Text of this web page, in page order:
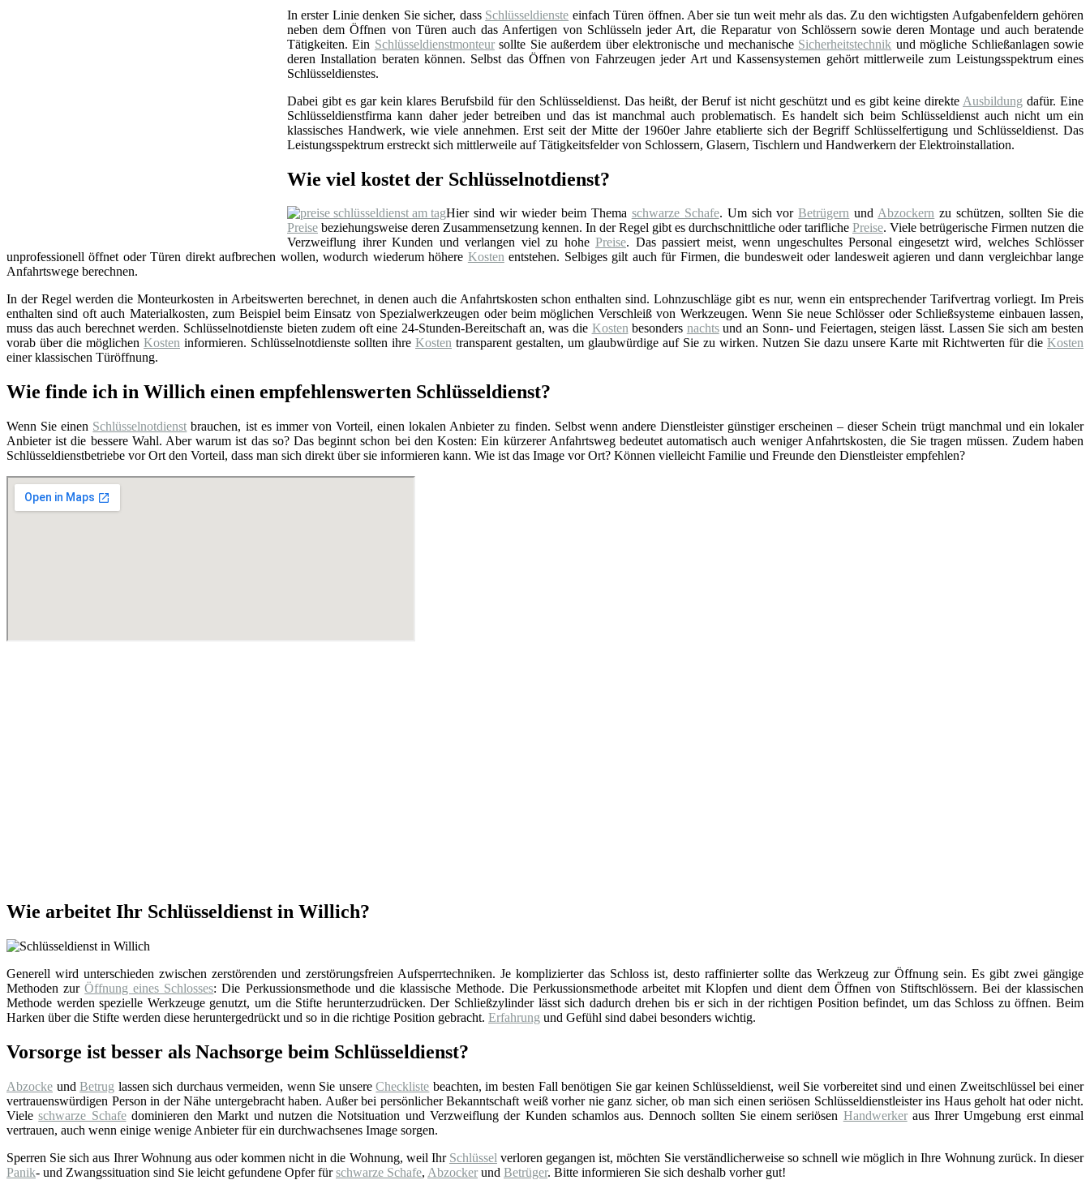
In erster Linie denken Sie sicher, dass Schlüsseldienste einfach Türen öffnen. Aber sie tun weit mehr als das. Zu den wichtigsten Aufgabenfeldern gehören
neben dem Öffnen von Türen auch das Anfertigen von Schlüsseln jeder Art, die Reparatur von Schlössern sowie deren Montage und auch beratende
Tätigkeiten. Ein Schlüsseldienstmonteursollte Sie außerdem über elektronische und mechanische Sicherheitstechnik und mögliche Schließanlagen sowie
deren Installation beraten können. Selbst das Öffnen von Fahrzeugen jeder Art und Kassensystemen gehört mittlerweile zum Leistungsspektrum eines
Schlüsseldienstes.
Dabei gibt es gar kein klares Berufsbild für den Schlüsseldienst. Das heißt, der Beruf ist nicht geschützt und es gibt keine direkte Ausbildung dafür. Eine
Schlüsseldienstfirma kann daher jeder betreiben und das ist manchmal auch problematisch. Es handelt sich beim Schlüsseldienst auch nicht um ein
klassisches Handwerk, wie viele annehmen. Erst seit der Mitte der 1960er Jahre etablierte sich der Begriff Schlüsselfertigung und Schlüsseldienst. Das
Leistungsspektrum erstreckt sich mittlerweile auf Tätigkeitsfelder von Schlossern, Glasern, Tischlern und Handwerkern der Elektroinstallation.
Wie viel kostet der Schlüsselnotdienst?
Hier sind wir wieder beim Thema schwarze Schafe. Um sich vorBetrügern undAbzockern zu schützen, sollten Sie die
Preise beziehungsweise deren Zusammensetzung kennen. In der Regel gibt es durchschnittliche oder tarifliche Preise. Viele betrügerische Firmen nutzen die
Verzweiflung ihrer Kunden und verlangen viel zu hohe Preise. Das passiert meist, wenn ungeschultes Personal eingesetzt wird, welches Schlösser
unprofessionell öffnet oder Türen direkt aufbrechen wollen, wodurch wiederum höhere Kostenentstehen. Selbiges gilt auch für Firmen, die bundesweit oder landesweit agieren und dann vergleichbar lange
Anfahrtswege berechnen.
In der Regel werden die Monteurkosten in Arbeitswerten berechnet, in denen auch die Anfahrtskosten schon enthalten sind. Lohnzuschläge gibt es nur, wenn ein entsprechender Tarifvertrag vorliegt. Im Preis
enthalten sind oft auch Materialkosten, zum Beispiel beim Einsatz von Spezialwerkzeugen oder beim möglichen Verschleiß von Werkzeugen. Wenn Sie neue Schlösser oder Schließsysteme einbauen lassen,
muss das auch berechnet werden. Schlüsselnotdienste bieten zudem oft eine 24-Stunden-Bereitschaft an, was die Kostenbesonders nachtsund an Sonn- und Feiertagen, steigen lässt. Lassen Sie sich am besten
vorab über die möglichen Kosten informieren. Schlüsselnotdienste sollten ihre Kosten transparent gestalten, um glaubwürdige auf Sie zu wirken. Nutzen Sie dazu unsere Karte mit Richtwerten für die Kosten
einer klassischen Türöffnung.
Wie finde ich in Willich einen empfehlenswerten Schlüsseldienst?
Wenn Sie einen Schlüsselnotdienst brauchen, ist es immer von Vorteil, einen lokalen Anbieter zu finden. Selbst wenn andere Dienstleister günstiger erscheinen – dieser Schein trügt manchmal und ein lokaler
Anbieter ist die bessere Wahl. Aber warum ist das so? Das beginnt schon bei den Kosten: Ein kürzerer Anfahrtsweg bedeutet automatisch auch weniger Anfahrtskosten, die Sie tragen müssen. Zudem haben
Schlüsseldienstbetriebe vor Ort den Vorteil, dass man sich direkt über sie informieren kann. Wie ist das Image vor Ort? Können vielleicht Familie und Freunde den Dienstleister empfehlen?
Wie arbeitet Ihr Schlüsseldienst in Willich?
Generell wird unterschieden zwischen zerstörenden und zerstörungsfreien Aufsperrtechniken. Je komplizierter das Schloss ist, desto raffinierter sollte das Werkzeug zur Öffnung sein. Es gibt zwei gängige
Methoden zurÖffnung eines Schlosses: Die Perkussionsmethode und die klassische Methode. Die Perkussionsmethode arbeitet mit Klopfen und dient dem Öffnen von Stiftschlössern. Bei der klassischen
Methode werden spezielle Werkzeuge genutzt, um die Stifte herunterzudrücken. Der Schließzylinder lässt sich dadurch drehen bis er sich in der richtigen Position befindet, um das Schloss zu öffnen. Beim
Harken über die Stifte werden diese heruntergedrückt und so in die richtige Position gebracht. Erfahrung und Gefühl sind dabei besonders wichtig.
Vorsorge ist besser als Nachsorge beim Schlüsseldienst?
Abzocke undBetrug lassen sich durchaus vermeiden, wenn Sie unsereCheckliste beachten, im besten Fall benötigen Sie gar keinen Schlüsseldienst, weil Sie vorbereitet sind und einen Zweitschlüssel bei einer
vertrauenswürdigen Person in der Nähe untergebracht haben. Außer bei persönlicher Bekanntschaft weiß vorher nie ganz sicher, ob man sich einen seriösen Schlüsseldienstleister ins Haus geholt hat oder nicht.
Vieleschwarze Schafedominieren den Markt und nutzen die Notsituation und Verzweiflung der Kunden schamlos aus. Dennoch sollten Sie einem seriösen Handwerkeraus Ihrer Umgebung erst einmal
vertrauen, auch wenn einige wenige Anbieter für ein durchwachsenes Image sorgen.
Sperren Sie sich aus Ihrer Wohnung aus oder kommen nicht in die Wohnung, weil Ihr Schlüssel verloren gegangen ist, möchten Sie verständlicherweise so schnell wie möglich in Ihre Wohnung zurück. In dieser
Panik- und Zwangssituation sind Sie leicht gefundene Opfer fürschwarze Schafe, Abzocker und Betrüger. Bitte informieren Sie sich deshalb vorher gut!